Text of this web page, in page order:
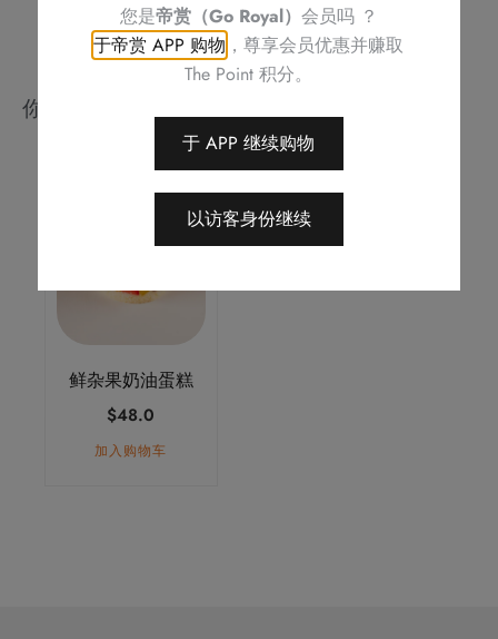
你可能会喜欢
鲜杂果奶油蛋糕
$48.0
加入购物车
您是帝赏（Go Royal） 会员吗 ？
于帝赏 APP 购物 ，尊享会员优惠并赚取
The Point 积分。
于 APP 继续购物
以访客身份继续